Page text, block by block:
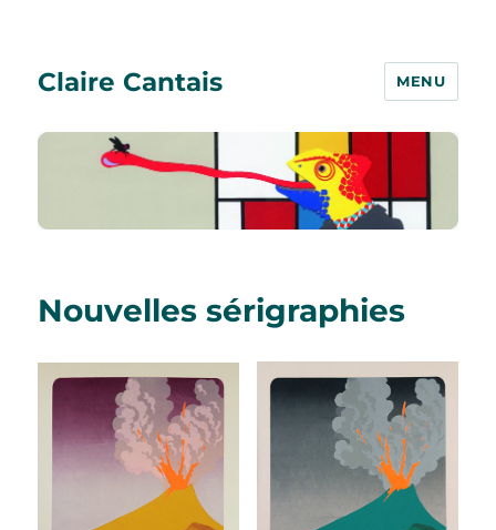
Claire Cantais MENU
Nouvelles sérigraphies